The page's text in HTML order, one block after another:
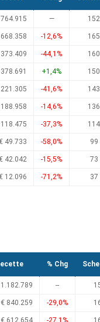
— 152
-12,6% 165
-44,1% 160
+1,4% 150
-41,6% 143
-14,6% 136
-37,3% 114
49.733 -58,0% 99
42.042 -15,5% 73
12.096 -71,2% 37
% Chg
--
€ 840.259 -29,0%
€ 612.654 -27,1%